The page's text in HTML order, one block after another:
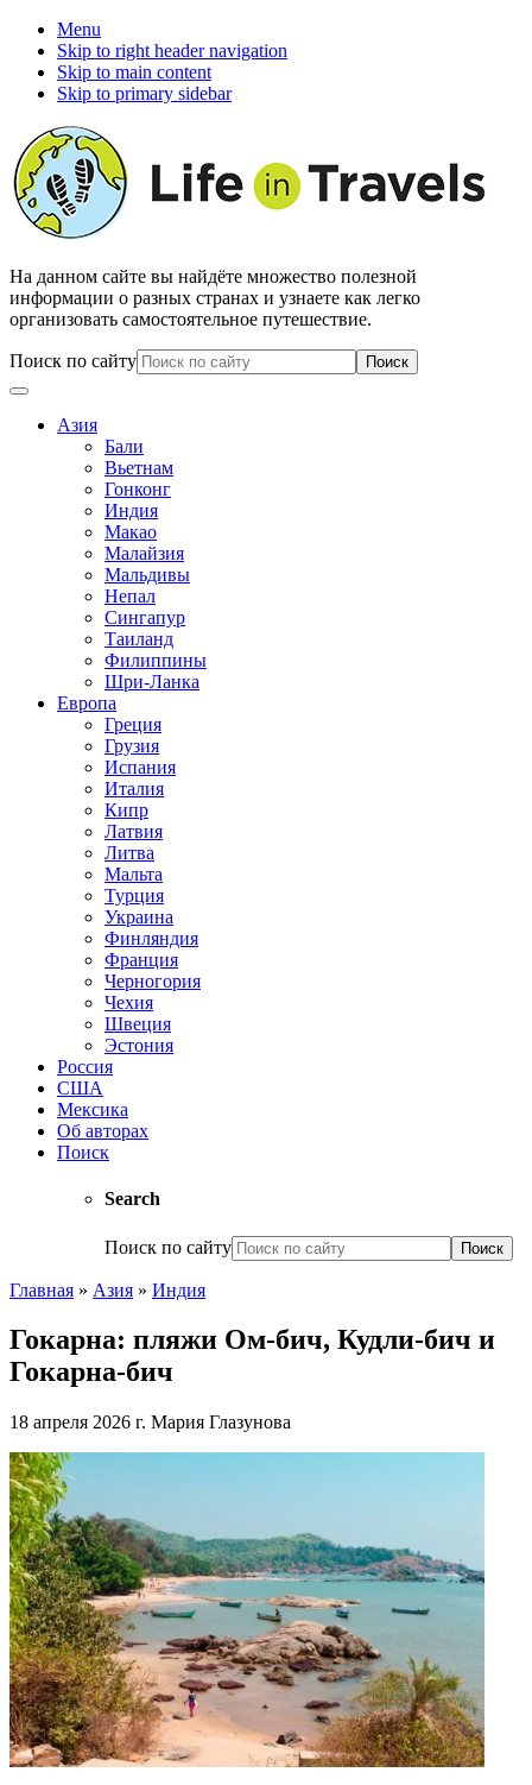
Menu
Skip to right header navigation
Skip to main content
Skip to primary sidebar
На данном сайте вы найдёте множество полезной
информации о разных странах и узнаете как легко
организовать самостоятельное путешествие.
Поиск по сайту
Азия
Бали
Вьетнам
Гонконг
Индия
Макао
Малайзия
Мальдивы
Непал
Сингапур
Таиланд
Филиппины
Шри-Ланка
Европа
Греция
Грузия
Испания
Италия
Кипр
Латвия
Литва
Мальта
Турция
Украина
Финляндия
Франция
Черногория
Чехия
Швеция
Эстония
Россия
США
Мексика
Об авторах
Поиск
Search
Поиск по сайту
Главная » Азия » Индия
Гокарна: пляжи Ом-бич, Кудли-бич и
Гокарна-бич
18 апреля 2026 г. Мария Глазунова